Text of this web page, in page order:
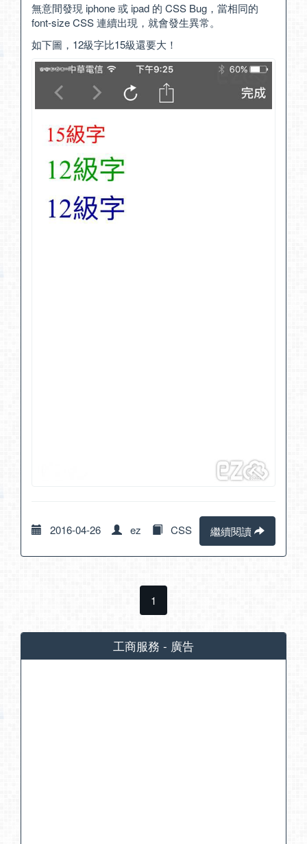
無意間發現 iphone 或 ipad 的 CSS Bug，當相同的
font-size CSS 連續出現，就會發生異常。
如下圖，12級字比15級還要大！
2016-04-26 ez CSS 繼續閱讀
1
工商服務 - 廣告